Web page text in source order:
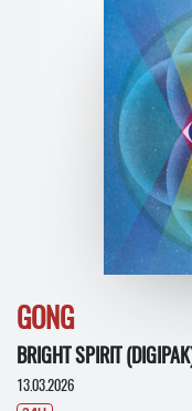
GONG
BRIGHT SPIRIT
13.03.2026